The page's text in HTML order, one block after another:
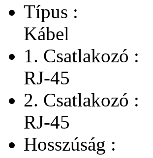
Típus :
Kábel
1. Csatlakozó :
RJ-45
2. Csatlakozó :
RJ-45
Hosszúság :